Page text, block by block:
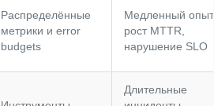
Распределённые
метрики и error
budgets
Медленный опыт,
рост MTTR,
нарушение SLO
Длительные